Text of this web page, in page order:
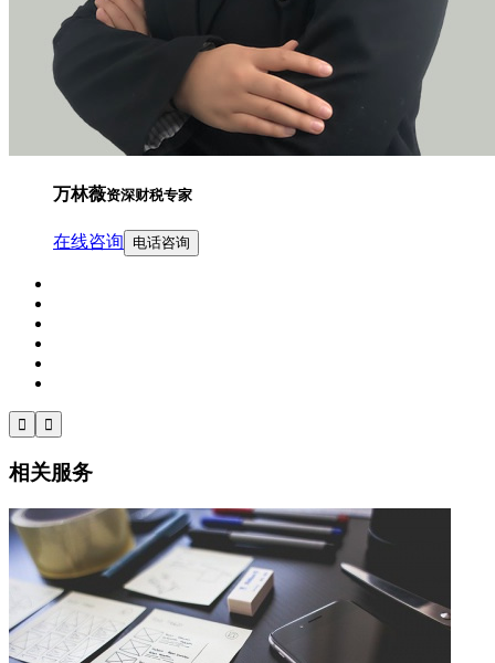
万林薇资深财税专家
在线咨询 电话咨询
 
相关服务